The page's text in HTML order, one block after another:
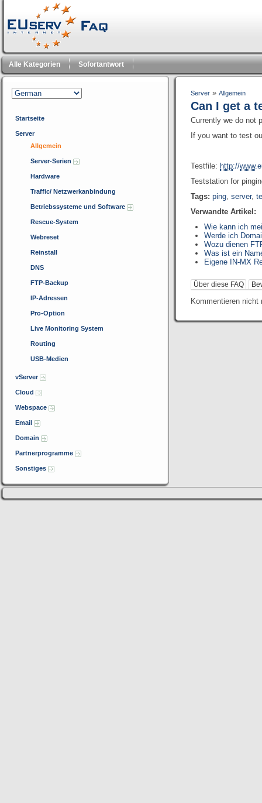
Alle Kategorien Sofortantwort
Startseite
Server
Allgemein
Server-Serien
Hardware
Traffic/ Netzwerkanbindung
Betriebssysteme und Software
Rescue-System
Webreset
Reinstall
DNS
FTP-Backup
IP-Adressen
Pro-Option
Live Monitoring System
Routing
USB-Medien
vServer
Cloud
Webspace
Email
Domain
Partnerprogramme
Sonstiges
Server » Allgemein
Can I get a
Currently we do not
If you want to test
Testfile: http://www
Teststation for
Tags: ping, server,
Verwandte Artikel:
Wie kann ich
Werde ich
Wozu dienen
Was ist ein
Eigene IN-MX
Über diese FAQ
Kommentieren nicht